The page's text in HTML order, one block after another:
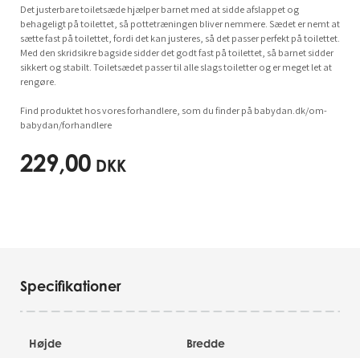
Det justerbare toiletsæde hjælper barnet med at sidde afslappet og
behageligt på toilettet, så pottetræningen bliver nemmere. Sædet er nemt at
sætte fast på toilettet, fordi det kan justeres, så det passer perfekt på toilettet.
Med den skridsikre bagside sidder det godt fast på toilettet, så barnet sidder
sikkert og stabilt. Toiletsædet passer til alle slags toiletter og er meget let at
rengøre.
Find produktet hos vores forhandlere, som du finder på babydan.dk/om-
babydan/forhandlere
229,00 DKK
Specifikationer
Højde Bredde